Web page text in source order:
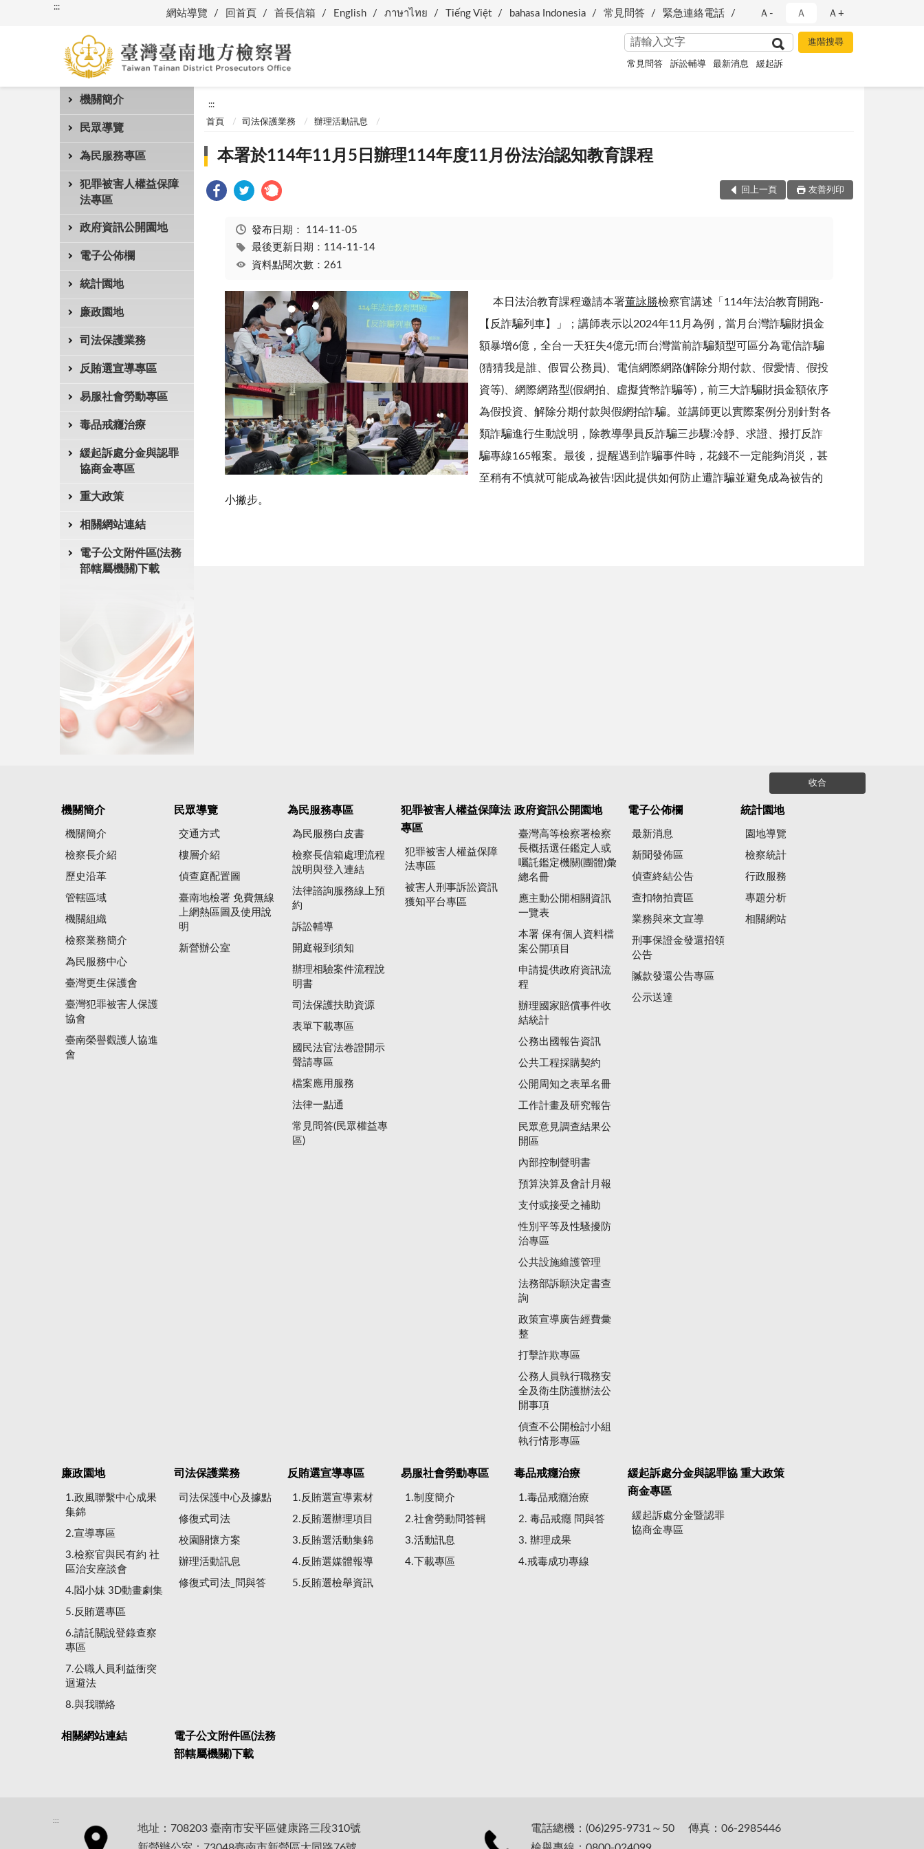
:::
網站導覽 回首頁 首長信箱 English ภาษาไทย Tiếng Việt bahasa Indonesia 常見問答 緊急連絡電話 Ａ- Ａ Ａ+
常見問答 訴訟輔導 最新消息 緩起訴
機關簡介
民眾導覽
為民服務專區
犯罪被害人權益保障
法專區
政府資訊公開園地
電子公佈欄
統計園地
廉政園地
司法保護業務
反賄選宣導專區
易服社會勞動專區
毒品戒癮治療
緩起訴處分金與認罪
協商金專區
重大政策
相關網站連結
電子公文附件區(法務
部轄屬機關)下載
:::
首頁 司法保護業務 辦理活動訊息
本署於114年11月5日辦理114年度11月份法治認知教育課程
回上一頁 友善列印
發布日期： 114-11-05
最後更新日期：114-11-14
資料點閱次數：261
本日法治教育課程邀請本署董詠勝檢察官講述「114年法治教育開跑-
【反詐騙列車】」；講師表示以2024年11月為例，當月台灣詐騙財損金
額暴增6億，全台一天狂失4億元!而台灣當前詐騙類型可區分為電信詐騙
(猜猜我是誰、假冒公務員)、電信網際網路(解除分期付款、假愛情、假投
資等)、網際網路型(假網拍、虛擬貨幣詐騙等)，前三大詐騙財損金額依序
為假投資、解除分期付款與假網拍詐騙。並講師更以實際案例分別針對各
類詐騙進行生動說明，除教導學員反詐騙三步驟:冷靜、求證、撥打反詐
騙專線165報案。最後，提醒遇到詐騙事件時，花錢不一定能夠消災，甚
至稍有不慎就可能成為被告!因此提供如何防止遭詐騙並避免成為被告的
小撇步。
收合
機關簡介
機關簡介
檢察長介紹
歷史沿革
管轄區域
機關組織
檢察業務簡介
為民服務中心
臺灣更生保護會
臺灣犯罪被害人保護
協會
臺南榮譽觀護人協進
會
民眾導覽
交通方式
樓層介紹
偵查庭配置圖
臺南地檢署 免費無線
上網熱區圖及使用說
明
新營辦公室
為民服務專區
為民服務白皮書
檢察長信箱處理流程
說明與登入連結
法律諮詢服務線上預
約
訴訟輔導
開庭報到須知
辦理相驗案件流程說
明書
司法保護扶助資源
表單下載專區
國民法官法卷證開示
聲請專區
檔案應用服務
法律一點通
常見問答(民眾權益專
區)
犯罪被害人權益保障法
專區
犯罪被害人權益保障
法專區
被害人刑事訴訟資訊
獲知平台專區
政府資訊公開園地
臺灣高等檢察署檢察
長概括選任鑑定人或
囑託鑑定機關(團體)彙
總名冊
應主動公開相關資訊
一覽表
本署 保有個人資料檔
案公開項目
申請提供政府資訊流
程
辦理國家賠償事件收
結統計
公務出國報告資訊
公共工程採購契約
公開周知之表單名冊
工作計畫及研究報告
民眾意見調查結果公
開區
內部控制聲明書
預算決算及會計月報
支付或接受之補助
性別平等及性騷擾防
治專區
公共設施維護管理
法務部訴願決定書查
詢
政策宣導廣告經費彙
整
打擊詐欺專區
公務人員執行職務安
全及衛生防護辦法公
開事項
偵查不公開檢討小組
執行情形專區
電子公佈欄
最新消息
新聞發佈區
偵查終結公告
查扣物拍賣區
業務與來文宣導
刑事保證金發還招領
公告
贓款發還公告專區
公示送達
統計園地
園地導覽
檢察統計
行政服務
專題分析
相關網站
廉政園地
1.政風聯繫中心成果
集錦
2.宣導專區
3.檢察官與民有約 社
區治安座談會
4.閻小妹 3D動畫劇集
5.反賄選專區
6.請託關說登錄查察
專區
7.公職人員利益衝突
迴避法
8.與我聯絡
司法保護業務
司法保護中心及據點
修復式司法
校園關懷方案
辦理活動訊息
修復式司法_問與答
反賄選宣導專區
1.反賄選宣導素材
2.反賄選辦理項目
3.反賄選活動集錦
4.反賄選媒體報導
5.反賄選檢舉資訊
易服社會勞動專區
1.制度簡介
2.社會勞動問答輯
3.活動訊息
4.下載專區
毒品戒癮治療
1.毒品戒癮治療
2. 毒品戒癮 問與答
3. 辦理成果
4.戒毒成功專線
緩起訴處分金與認罪協
商金專區
緩起訴處分金暨認罪
協商金專區
重大政策
相關網站連結
電子公文附件區(法務
部轄屬機關)下載
:::
地址：708203 臺南市安平區健康路三段310號
電話總機：(06)295-9731～50 傳真：06-2985446